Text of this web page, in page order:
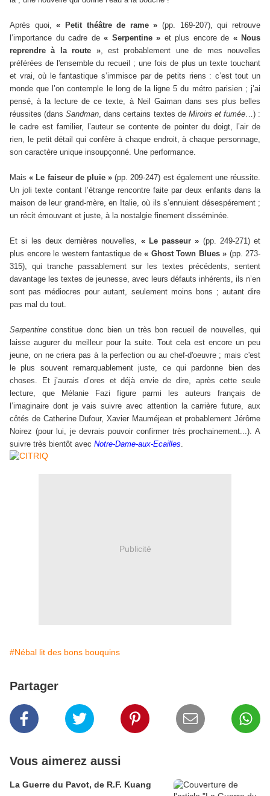
Après quoi,« Petit théâtre de rame » (pp. 169-207), qui retrouve
l’importance du cadre de « Serpentine » et plus encore de « Nous
reprendre à la route », est probablement une de mes nouvelles
préférées de l'ensemble du recueil ; une fois de plus un texte touchant
et vrai, où le fantastique s’immisce par de petits riens : c’est tout un
monde que l’on contemple le long de la ligne 5 du métro parisien ; j’ai
pensé, à la lecture de ce texte, à Neil Gaiman dans ses plus belles
réussites (dansSandman , dans certains textes de Miroirs et fumée…) :
le cadre est familier, l’auteur se contente de pointer du doigt, l’air de
rien, le petit détail qui confère à chaque endroit, à chaque personnage,
son caractère unique insoupçonné. Une performance.
Mais« Le faiseur de pluie » (pp. 209-247) est également une réussite.
Un joli texte contant l’étrange rencontre faite par deux enfants dans la
maison de leur grand-mère, en Italie, où ils s’ennuient désespérement ;
un récit émouvant et juste, à la nostalgie finement disséminée.
Et si les deux dernières nouvelles, « Le passeur » (pp. 249-271) et
plus encore le western fantastique de « Ghost Town Blues » (pp. 273-
315), qui tranche passablement sur les textes précédents, sentent
davantage les textes de jeunesse, avec leurs défauts inhérents, ils n’en
sont pas médiocres pour autant, seulement moins bons ; autant dire
pas mal du tout.
Serpentine constitue donc bien un très bon recueil de nouvelles, qui
laisse augurer du meilleur pour la suite. Tout cela est encore un peu
jeune, on ne criera pas à la perfection ou au chef-d'oeuvre ; mais c'est
le plus souvent remarquablement juste, ce qui pardonne bien des
choses. Et j’aurais d’ores et déjà envie de dire, après cette seule
lecture, que Mélanie Fazi figure parmi les auteurs français de
l’imaginaire dont je vais suivre avec attention la carrière future, aux
côtés de Catherine Dufour, Xavier Mauméjean et probablement Jérôme
Noirez (pour lui, je devrais pouvoir confirmer très prochainement...). A
suivre très bientôt avec Notre-Dame-aux-Ecailles
Publicité
#Nébal lit des bons bouquins
Partager
Vous aimerez aussi
La Guerre du Pavot, de R.F. Kuang